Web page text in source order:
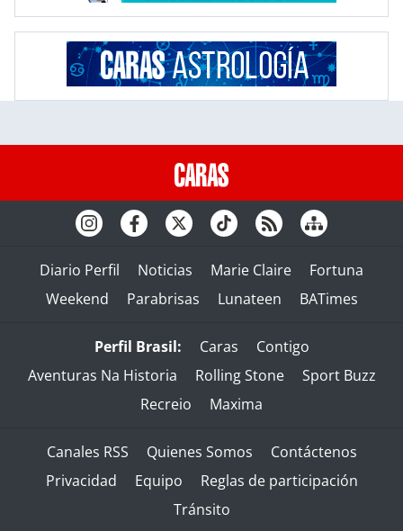
Diario Perfil Noticias Marie Claire
Fortuna
Weekend
Parabrisas Lunateen BATimes
Perfil Brasil: Caras
Contigo
Aventuras Na Historia
Rolling Stone
Sport Buzz
Recreio
Maxima
Canales RSS Quienes Somos
Contáctenos
Privacidad
Equipo
Reglas de participación
Tránsito